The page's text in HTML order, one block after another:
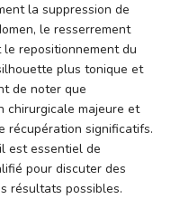
la suppression de
le resserrement
repositionnement du
plus tonique et
de noter que
chirurgicale majeure et
récupération significatifs.
est essentiel de
pour discuter des
résultats possibles.